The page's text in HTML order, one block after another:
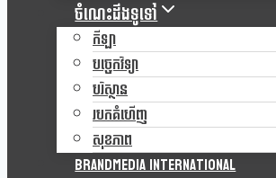
ចំណេះដឹងទូទៅ
កីឡា
បច្ចេកវិទ្យា
បរិស្ថាន
របកគំហើញ
សុខភាព
Brandmedia international